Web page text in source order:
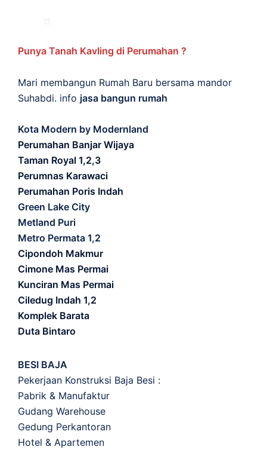
Punya Tanah Kavling di Perumahan ?
Mari membangun Rumah Baru bersama mandor
Suhabdi. info jasa bangun rumah
Kota Modern by Modernland
Perumahan Banjar Wijaya
Taman Royal 1,2,3
Perumnas Karawaci
Perumahan Poris Indah
Green Lake City
Metland Puri
Metro Permata 1,2
Cipondoh Makmur
Cimone Mas Permai
Kunciran Mas Permai
Ciledug Indah 1,2
Komplek Barata
Duta Bintaro
BESI BAJA
Pekerjaan Konstruksi Baja Besi :
Pabrik & Manufaktur
Gudang Warehouse
Gedung Perkantoran
Hotel & Apartemen